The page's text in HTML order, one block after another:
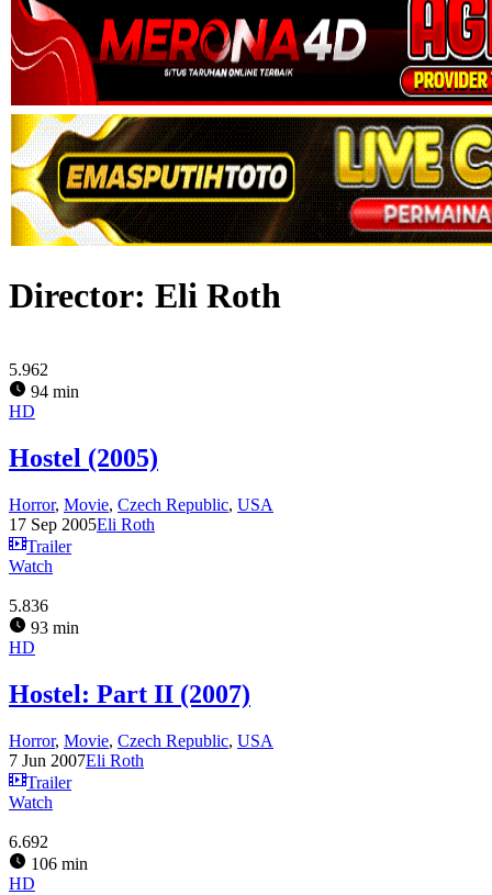
Director: Eli Roth
5.962
94 min
HD
Hostel (2005)
Horror, Movie, Czech Republic, USA
17 Sep 2005Eli Roth
Trailer
Watch
5.836
93 min
HD
Hostel: Part II (2007)
Horror, Movie, Czech Republic, USA
7 Jun 2007Eli Roth
Trailer
Watch
6.692
106 min
HD